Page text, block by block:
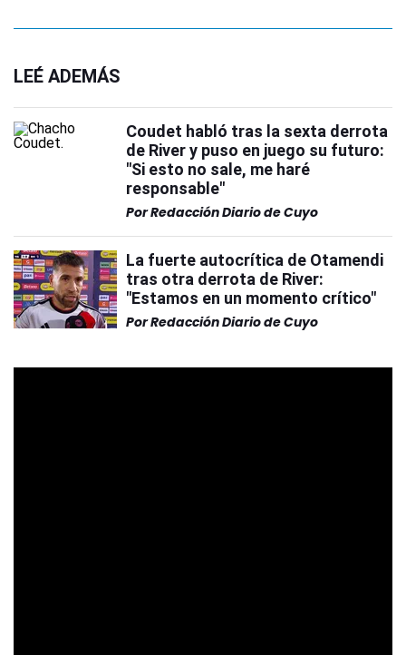
LEÉ ADEMÁS
Coudet habló tras la sexta derrota
de River y puso en juego su futuro:
"Si esto no sale, me haré
responsable"
PorRedacción Diario de Cuyo
La fuerte autocrítica de Otamendi
tras otra derrota de River:
"Estamos en un momento crítico"
PorRedacción Diario de Cuyo